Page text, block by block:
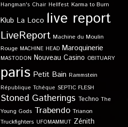
Hangman's Chair Hellfest Karma to Burn
Klub La Loco live report
LiveReport Machine du Moulin
Rouge MACHINE HEAD Maroquinerie
MASTODON Nouveau Casino OBITUARY
paris Petit Bain Rammstein
République Tchèque SEPTIC FLESH
Stoned Gatherings Techno The
Young Gods Trabendo Trianon
Truckfighters UFOMAMMUT Zénith